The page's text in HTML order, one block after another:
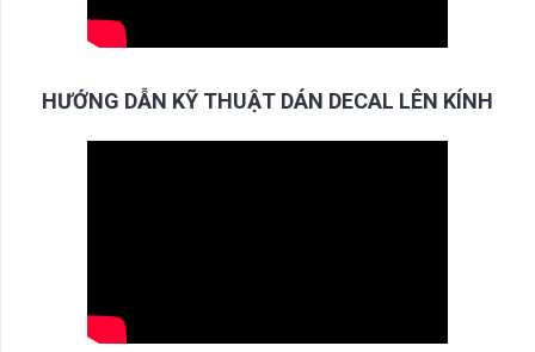
HƯỚNG DẪN KỸ THUẬT DÁN DECAL LÊN KÍNH